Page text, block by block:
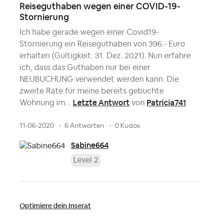
Reiseguthaben wegen einer COVID-19-
Stornierung
Ich habe gerade wegen einer Covid19-
Stornierung ein Reiseguthaben von 396.- Euro
erhalten (Gültigkeit: 31. Dez. 2021). Nun erfahre
ich, dass das Guthaben nur bei einer
NEUBUCHUNG verwendet werden kann. Die
zweite Rate für meine bereits gebuchte
Wohnung im... Letzte Antwort von Patricia741
11-06-2020 6 Antworten 0 Kudos
Sabine664
Level 2
Optimiere dein Inserat